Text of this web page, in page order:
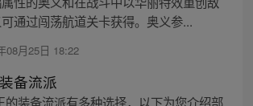
通过闯荡航道关卡获得。奥义参...
08月25日 18:22
备流派
的装备流派有多种选择，以下为您介绍部